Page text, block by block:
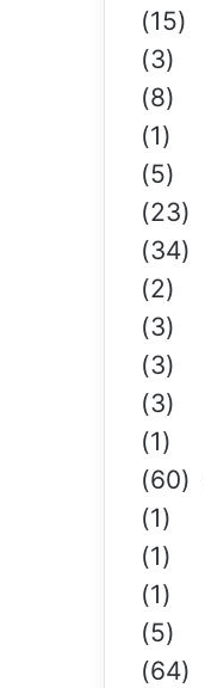
(15)
(3)
(8)
(1)
(5)
(23)
(34)
(2)
(3)
(3)
(3)
(1)
(60)
(1)
(1)
(1)
(5)
(64)